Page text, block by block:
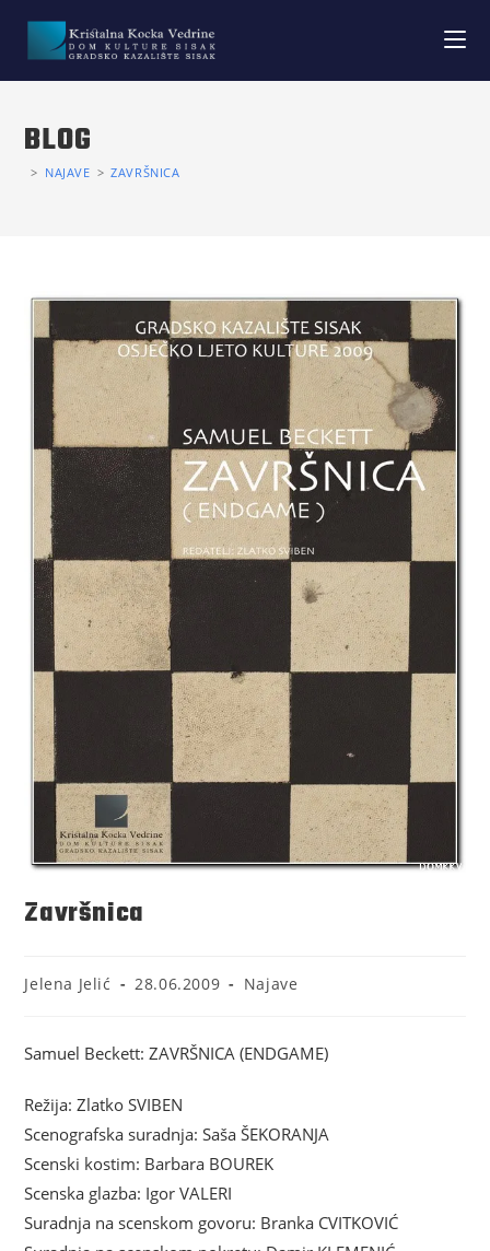
BLOG
> NAJAVE > ZAVRŠNICA
Završnica
Jelena Jelić 28.06.2009 Najave
Samuel Beckett: ZAVRŠNICA (ENDGAME)
Režija: Zlatko SVIBEN
Scenografska suradnja: Saša ŠEKORANJA
Scenski kostim: Barbara BOUREK
Scenska glazba: Igor VALERI
Suradnja na scenskom govoru: Branka CVITKOVIĆ